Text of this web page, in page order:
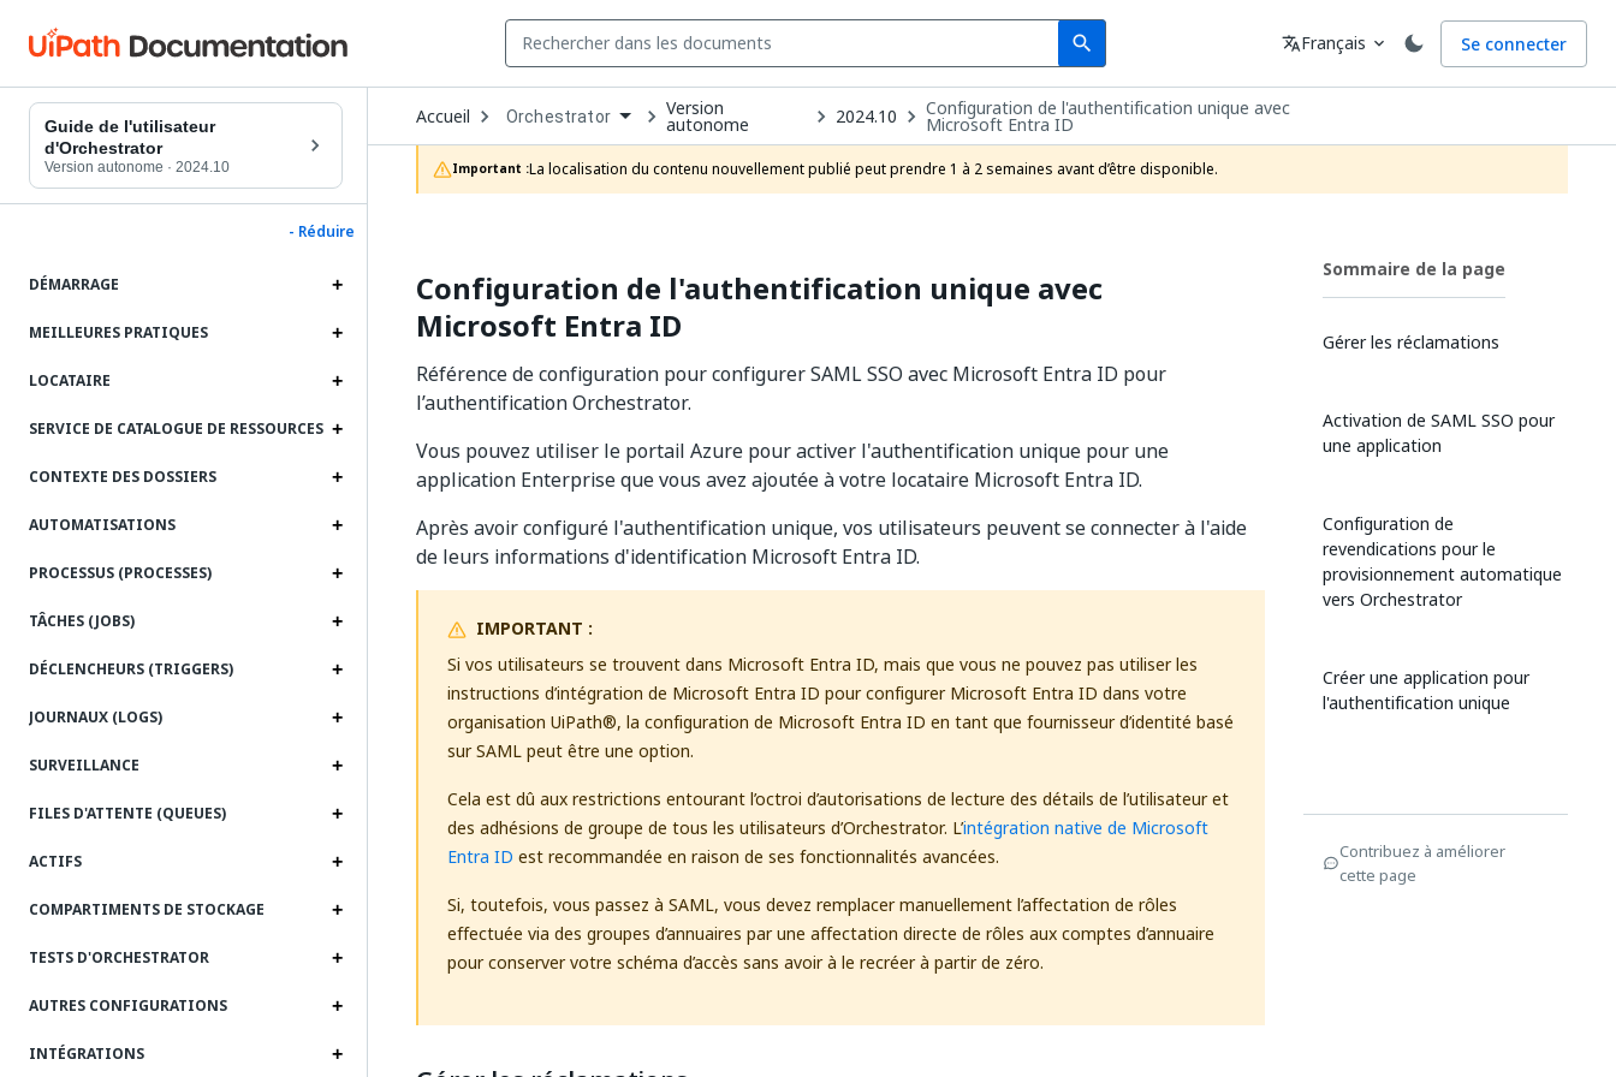
search
Search Langue
translateFrançais expand_more Se connecter
Guide de l'utilisateur
d'Orchestrator
Version autonome · 2024.10
- Réduire
DÉMARRAGE
MEILLEURES PRATIQUES
LOCATAIRE
SERVICE DE CATALOGUE DE RESSOURCES
CONTEXTE DES DOSSIERS
AUTOMATISATIONS
PROCESSUS (PROCESSES)
TÂCHES (JOBS)
DÉCLENCHEURS (TRIGGERS)
JOURNAUX (LOGS)
SURVEILLANCE
FILES D'ATTENTE (QUEUES)
ACTIFS
COMPARTIMENTS DE STOCKAGE
TESTS D'ORCHESTRATOR
AUTRES CONFIGURATIONS
INTÉGRATIONS
Accueil Open
Dropdown
to
choose
product
Orchestrator Version
autonome 2024.10 Configuration de l'authentification unique avec
Microsoft Entra ID
Important :La localisation du contenu nouvellement publié peut prendre 1 à 2 semaines avant d’être disponible.
Configuration de l'authentification unique avec
Microsoft Entra ID
Référence de configuration pour configurer SAML SSO avec Microsoft Entra ID pour
l’authentification Orchestrator.
Vous pouvez utiliser le portail Azure pour activer l'authentification unique pour une
application Enterprise que vous avez ajoutée à votre locataire Microsoft Entra ID.
Après avoir configuré l'authentification unique, vos utilisateurs peuvent se connecter à l'aide
de leurs informations d'identification Microsoft Entra ID.
IMPORTANT :
Si vos utilisateurs se trouvent dans Microsoft Entra ID, mais que vous ne pouvez pas utiliser les
instructions d’intégration de Microsoft Entra ID pour configurer Microsoft Entra ID dans votre
organisation UiPath®, la configuration de Microsoft Entra ID en tant que fournisseur d’identité basé
sur SAML peut être une option.
Cela est dû aux restrictions entourant l’octroi d’autorisations de lecture des détails de l’utilisateur et
des adhésions de groupe de tous les utilisateurs d’Orchestrator. L’intégration native de Microsoft
Entra ID est recommandée en raison de ses fonctionnalités avancées.
Si, toutefois, vous passez à SAML, vous devez remplacer manuellement l’affectation de rôles
effectuée via des groupes d’annuaires par une affectation directe de rôles aux comptes d’annuaire
pour conserver votre schéma d’accès sans avoir à le recréer à partir de zéro.
Sommaire de la page
Gérer les réclamations
Activation de SAML SSO pour
une application
Configuration de
revendications pour le
provisionnement automatique
vers Orchestrator
Créer une application pour
l'authentification unique
Contribuez à améliorer
cette page